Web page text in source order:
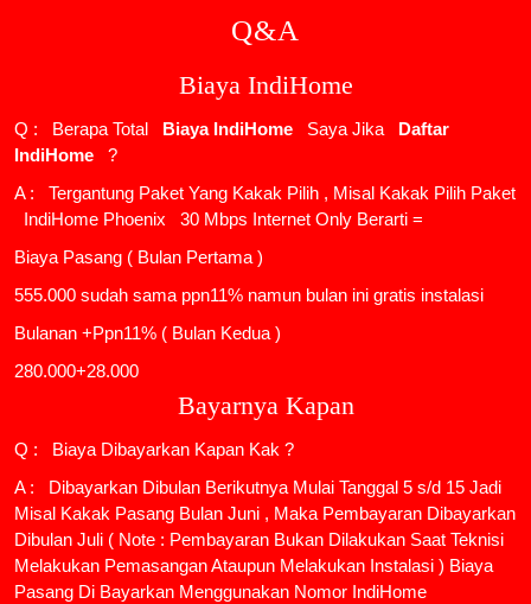
Q&A
Biaya IndiHome
Q : Berapa Total Biaya IndiHome Saya Jika
Daftar
IndiHome
?
A : Tergantung Paket Yang Kakak Pilih , Misal Kakak Pilih Paket
IndiHome Phoenix
30 Mbps Internet Only Berarti =
Biaya Pasang ( Bulan Pertama )
555.000 sudah sama ppn11% namun bulan ini gratis instalasi
Bulanan +Ppn11% ( Bulan Kedua )
280.000+28.000
Bayarnya Kapan
Q : Biaya Dibayarkan Kapan Kak ?
A : Dibayarkan Dibulan Berikutnya Mulai Tanggal 5 s/d 15 Jadi
Misal Kakak Pasang Bulan Juni , Maka Pembayaran Dibayarkan
Dibulan Juli ( Note : Pembayaran Bukan Dilakukan Saat Teknisi
Melakukan Pemasangan Ataupun Melakukan Instalasi ) Biaya
Pasang Di Bayarkan Menggunakan Nomor IndiHome